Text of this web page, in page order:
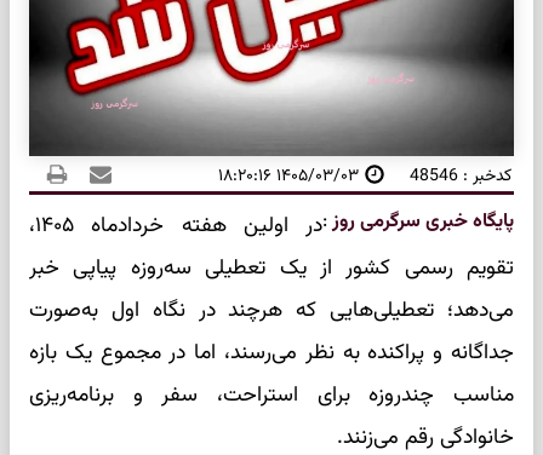
کدخبر : 48546 ۱۴۰۵/۰۳/۰۳ ۱۸:۲۰:۱۶
پایگاه خبری سرگرمی روز:
در اولین هفته خردادماه ۱۴۰۵،
تقویم رسمی کشور از یک تعطیلی سه‌روزه پیاپی خبر
می‌دهد؛ تعطیلی‌هایی که هرچند در نگاه اول به‌صورت
جداگانه و پراکنده به نظر می‌رسند، اما در مجموع یک بازه
مناسب چندروزه برای استراحت، سفر و برنامه‌ریزی
خانوادگی رقم می‌زنند.